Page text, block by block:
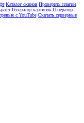
Каталог скинов Проверить плагин
Генератор картинок Генератор
с YouTube Скачать серверные